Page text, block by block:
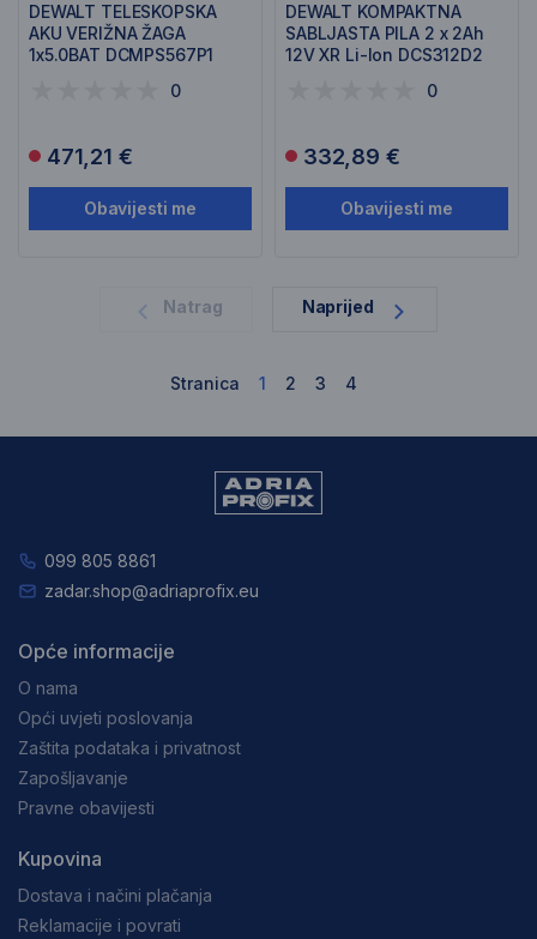
DEWALT TELESKOPSKA
AKU VERIŽNA ŽAGA
1x5.0BAT DCMPS567P1
0
471,21 €
Obavijesti me
DEWALT KOMPAKTNA
SABLJASTA PILA 2 x 2Ah
12V XR Li-Ion DCS312D2
0
332,89 €
Obavijesti me
Natrag Naprijed
Stranica 1 2 3 4
099 805 8861
zadar.shop@adriaprofix.eu
Opće informacije
O nama
Opći uvjeti poslovanja
Zaštita podataka i privatnost
Zapošljavanje
Pravne obavijesti
Kupovina
Dostava i načini plačanja
Reklamacije i povrati